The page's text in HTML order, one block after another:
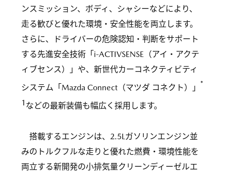
ンスミッション、ボディ、シャシーなどにより、
走る歓びと優れた環境・安全性能を両立します。
さらに、ドライバーの危険認知・判断をサポート
する先進安全技術「i-ACTIVSENSE（アイ・アクテ
ィブセンス）」や、新世代カーコネクティビティ
システム「Mazda Connect（マツダ コネクト）」 *
1 などの最新装備も幅広く採用します。
搭載するエンジンは、2.5Lガソリンエンジン並
みのトルクフルな走りと優れた燃費・環境性能を
両立する新開発の小排気量クリーンディーゼルエ